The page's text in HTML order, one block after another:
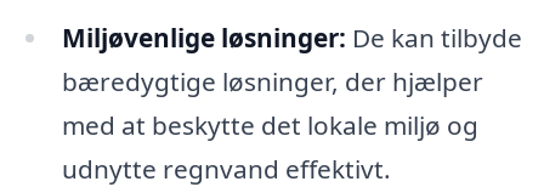
Miljøvenlige løsninger: De kan tilbyde
bæredygtige løsninger, der hjælper
med at beskytte det lokale miljø og
udnytte regnvand effektivt.